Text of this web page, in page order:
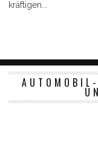
kräftigen...